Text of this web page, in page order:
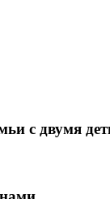
с двумя